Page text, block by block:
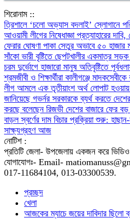
শিরোনাম ::
‎ত্রিশালে ‘চলো অভ্যাস বদলাই’ স্লোগানে
আওয়ামী লীগের নিষেধাজ্ঞা প্রত্যাহারের
ফেরার ঘোষণা পাকা সেতুর অভাবে ৫০ হাজার
সাঁকো ভারী বৃষ্টিতে ছেপটখালীর একমাত্র
চরম দুর্ভোগে হাজারো মানুষ অতিবৃষ্টিতে
শ্রমজীবী ও শিক্ষার্থীরা কালীগঞ্জে
লীগ আমলে এক তৃতীয়াংশ অর্থ লোপাট হওয়ায়
জানিয়েছে গভর্নর সরকারকে ব্যর্থ করতে
করছে বলেছেন রিজভী দেশের বাজারে ফের
বাড়ল স্বর্ণের দাম বিচার প্রক্রিয়া শুরু:
সাক্ষ্যগ্রহণ আজ
নোটিশ :
প্রতিটি জেলা- উপজেলায় একজন করে
যোগাযোগঃ- Email-
017-11684104, 013-03300539.
প্রচ্ছদ
খেলা
আজকের ম্যাচে জয়ের দাবিদার ছিলো